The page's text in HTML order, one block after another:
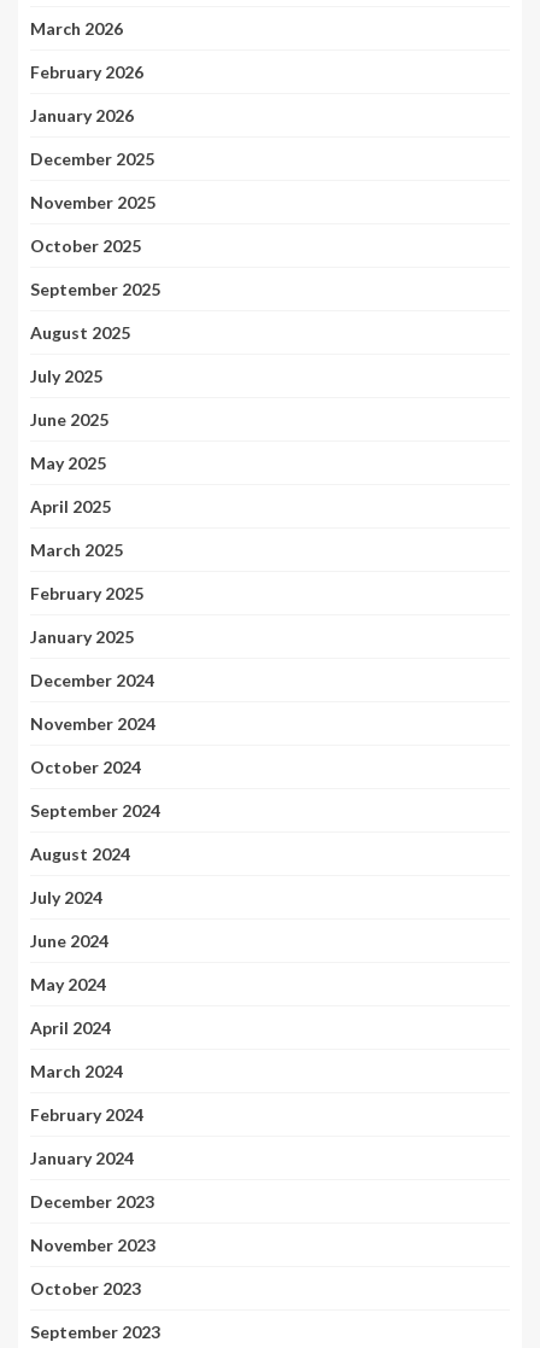
March 2026
February 2026
January 2026
December 2025
November 2025
October 2025
September 2025
August 2025
July 2025
June 2025
May 2025
April 2025
March 2025
February 2025
January 2025
December 2024
November 2024
October 2024
September 2024
August 2024
July 2024
June 2024
May 2024
April 2024
March 2024
February 2024
January 2024
December 2023
November 2023
October 2023
September 2023